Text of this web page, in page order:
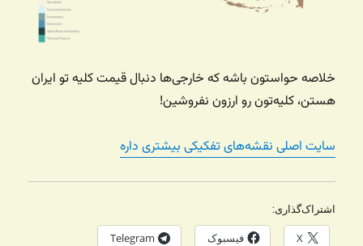
خلاصه حواستون باشه که خارجی‌ها دنبال قیمت کلیه تو ایران
هستن، کلیه‌تون رو ارزون نفروشین!
سایت اصلی نقشه‌های تفکیکی بیشتری داره
اشتراک‌گذاری:
X فیسبوک Telegram